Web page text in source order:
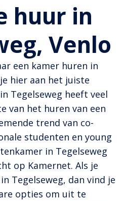
huur in
Venlo
een kamer huren in
hier aan het juiste
Tegelseweg heeft veel
van het huren van een
trend van co-
studenten en young
in Tegelseweg
op Kamernet. Als je
Tegelseweg, dan vind je
opties om uit te